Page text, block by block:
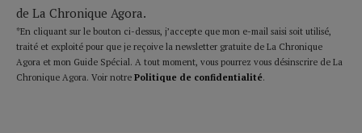
de La Chronique Agora.
*En cliquant sur le bouton ci-dessus, j’accepte que mon e-mail saisi soit utilisé,
traité et exploité pour que je reçoive la newsletter gratuite de La Chronique
Agora et mon Guide Spécial. A tout moment, vous pourrez vous désinscrire de La
Chronique Agora. Voir notre Politique de confidentialité.